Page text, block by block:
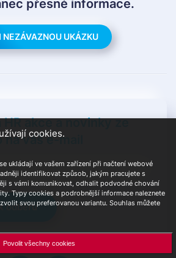
přesné informace.
NEZÁVAZNOU UKÁZKU
akce a novinky ze
váš e-mail
odběru
cookies.
ukládají ve vašem zařízení při načtení webové
identifikovat způsob, jakým pracujete s
s vámi komunikovat, odhalit podvodné chování
Typy cookies a podrobnější informace naleznete
svou preferovanou variantu. Souhlas můžete
Povolit všechny cookies